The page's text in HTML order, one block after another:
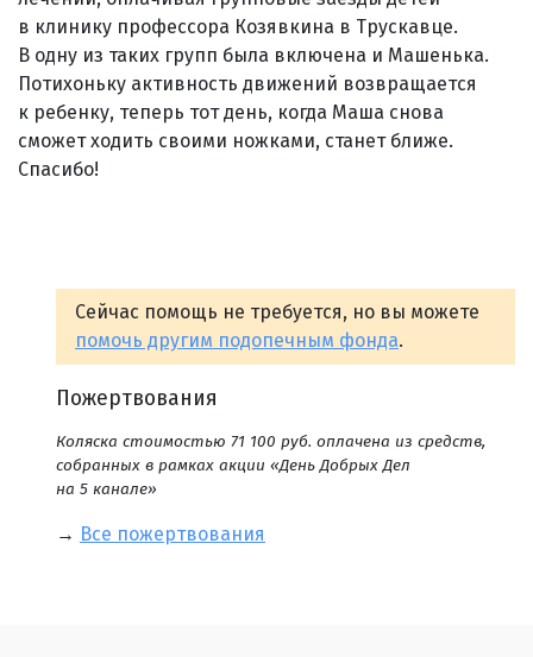
в клинику профессора Козявкина в Трускавце.
В одну из таких групп была включена и Машенька.
Потихоньку активность движений возвращается
к ребенку, теперь тот день, когда Маша снова
сможет ходить своими ножками, станет ближе.
Спасибо!
Сейчас помощь не требуется, но вы можете
помочь другим подопечным фонда.
Пожертвования
Коляска стоимостью 71 100 руб. оплачена из средств,
собранных в рамках акции «День Добрых Дел
на 5 канале»
→ Все пожертвования